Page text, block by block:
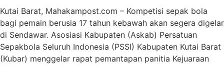
Kutai Barat, Mahakampost.com – Kompetisi sepak bola
bagi pemain berusia 17 tahun kebawah akan segera digelar
di Sendawar. Asosiasi Kabupaten (Askab) Persatuan
Sepakbola Seluruh Indonesia (PSSI) Kabupaten Kutai Barat
(Kubar) menggelar rapat pemantapan panitia Kejuaraan